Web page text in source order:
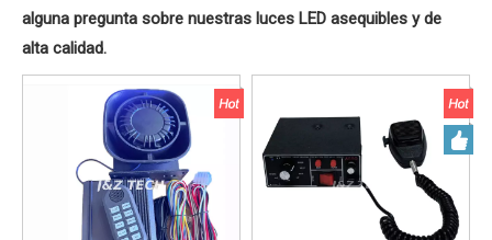
alguna pregunta sobre nuestras luces LED asequibles y de
alta calidad.